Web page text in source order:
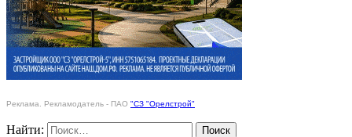
Реклама. Рекламодатель - ПАО "СЗ "Орелстрой"
Найти: